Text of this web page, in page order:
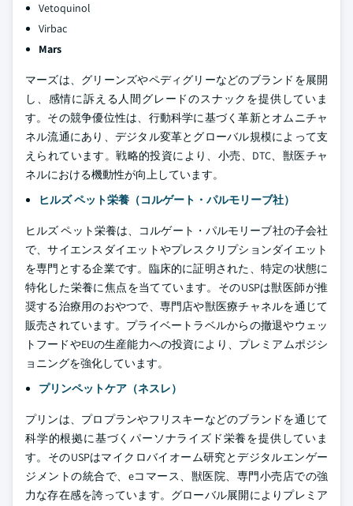
Vetoquinol
Virbac
Mars
マーズは、グリーンズやペディグリーなどのブランドを展開
し、感情に訴える人間グレードのスナックを提供していま
す。その競争優位性は、行動科学に基づく革新とオムニチャ
ネル流通にあり、デジタル変革とグローバル規模によって支
えられています。戦略的投資により、小売、DTC、獣医チャ
ネルにおける機動性が向上しています。
ヒルズ ペット栄養（コルゲート・パルモリーブ社）
ヒルズ ペット栄養は、コルゲート・パルモリーブ社の子会社
で、サイエンスダイエットやプレスクリプションダイエット
を専門とする企業です。臨床的に証明された、特定の状態に
特化した栄養に焦点を当てています。そのUSPは獣医師が推
奨する治療用のおやつで、専門店や獣医療チャネルを通じて
販売されています。プライベートラベルからの撤退やウェッ
トフードやEUの生産能力への投資により、プレミアムポジシ
ョニングを強化しています。
プリンペットケア（ネスレ）
プリンは、プロプランやフリスキーなどのブランドを通じて
科学的根拠に基づくパーソナライズド栄養を提供していま
す。そのUSPはマイクロバイオーム研究とデジタルエンゲー
ジメントの統合で、eコマース、獣医院、専門小売店での強
力な存在感を誇っています。グローバル展開によりプレミア